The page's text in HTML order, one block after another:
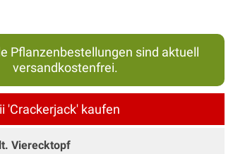
Pflanzenbestellungen sind aktuell
versandkostenfrei.
'Crackerjack' kaufen
Vierecktopf